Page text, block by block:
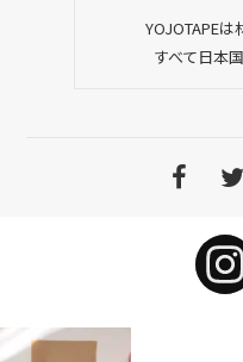
YOJOTAPE
すべて日本